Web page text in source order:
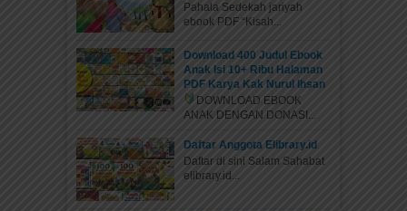
Pahala Sedekah jariyah
ebook PDF “Kisah...
Download 400 Judul Ebook
Anak Isi 10+ Ribu Halaman
PDF Karya Kak Nurul Ihsan
DOWNLOAD EBOOK
ANAK DENGAN DONASI...
Daftar Anggota Elibrary.id
Daftar di sini Salam Sahabat
elibrary.id...